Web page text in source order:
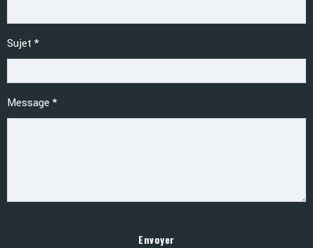
Sujet *
Message*
Envoyer